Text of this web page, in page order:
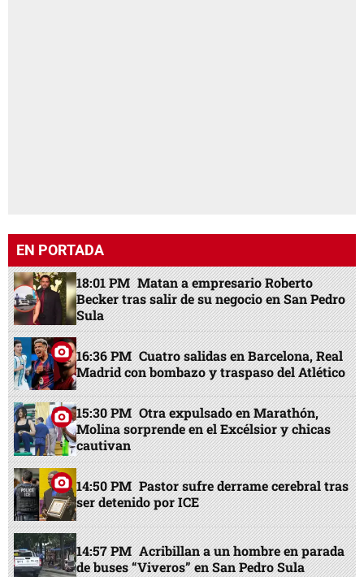
EN PORTADA
18:01 PM Matan a empresario Roberto
Becker tras salir de su negocio en San Pedro
Sula
16:36 PM Cuatro salidas en Barcelona, Real
Madrid con bombazo y traspaso del Atlético
15:30 PM Otra expulsado en Marathón,
Molina sorprende en el Excélsior y chicas
cautivan
14:50 PM Pastor sufre derrame cerebral tras
ser detenido por ICE
14:57 PM Acribillan a un hombre en parada
de buses “Viveros” en San Pedro Sula